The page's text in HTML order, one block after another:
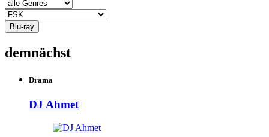
Blu-ray
demnächst
Drama
DJ Ahmet